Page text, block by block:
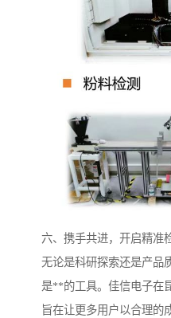
六、携手共进，开启精准
无论是科研探索还是产品
是**的工具。佳信电子在
旨在让更多用户以合理的